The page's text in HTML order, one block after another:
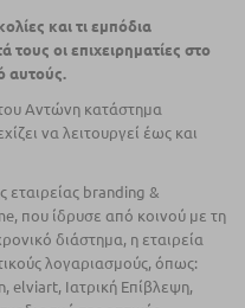
και τι εµπόδια
τους οι επιχειρηµατίες στο
αυτούς.
Αντώνη κατάστηµα
να λειτουργεί έως και
εταιρείας branding &
που ίδρυσε από κοινού µε τη
διάστηµα, η εταιρεία
λογαριασµούς, όπως:
elviart, Ιατρική Επίβλεψη,